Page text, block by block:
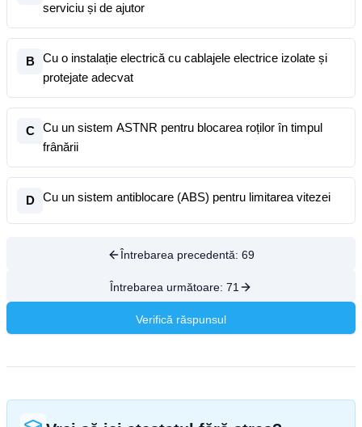
serviciu și de ajutor
B
Cu o instalație electrică cu cablajele electrice izolate și
protejate adecvat
C
Cu un sistem ASTNR pentru blocarea roților în timpul
frânării
D Cu un sistem antiblocare (ABS) pentru limitarea vitezei
Întrebarea precedentă: 69
Întrebarea următoare: 71
Verifică răspunsul